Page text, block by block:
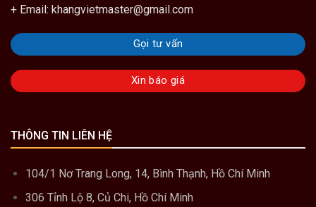
+ Email: khangvietmaster@gmail.com
Gọi tư vấn
Xin báo giá
THÔNG TIN LIÊN HỆ
104/1 Nơ Trang Long, 14, Bình Thạnh, Hồ Chí Minh
306 Tỉnh Lộ 8, Củ Chi, Hồ Chí Minh